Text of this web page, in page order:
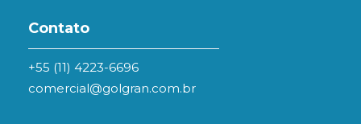
Contato
+55 (11) 4223-6696
comercial@golgran.com.br